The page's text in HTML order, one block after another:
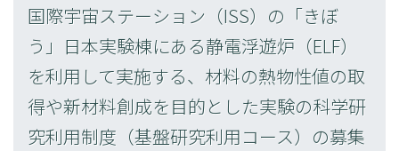
国際宇宙ステーション（ISS）の「きぼ
う」日本実験棟にある静電浮遊炉（ELF）
を利用して実施する、材料の熱物性値の取
得や新材料創成を目的とした実験の科学研
究利用制度（基盤研究利用コース）の募集